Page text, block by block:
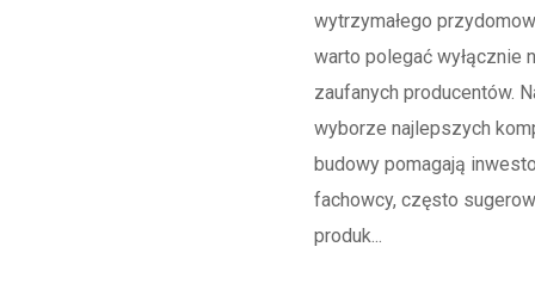
wytrzymałego
warto polegać wyłącznie
zaufanych producentów.
wyborze najlepszych
budowy pomagają
fachowcy, często
produk...